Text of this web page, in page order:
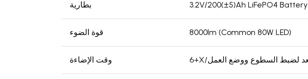
بطارية 3.2V/200(±5)Ah LiFePO4 Battery
قوة الضوء 8000lm (Common 80W LED)
وقت الإضاءة